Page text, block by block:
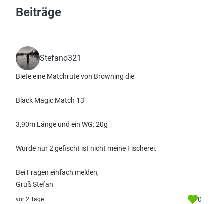
Beiträge
Stefano321
Biete eine Matchrute von Browning die
Black Magic Match 13'
3,90m Länge und ein WG: 20g
Wurde nur 2 gefischt ist nicht meine Fischerei.
Bei Fragen einfach melden,
Gruß Stefan
vor 2 Tage 0